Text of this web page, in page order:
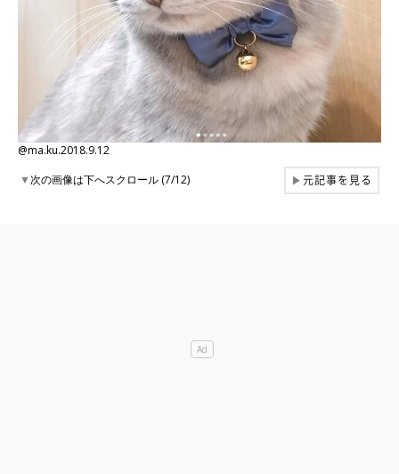
@ma.ku.2018.9.12
▼次の画像は下へスクロール (7/12) ▶元記事を見る